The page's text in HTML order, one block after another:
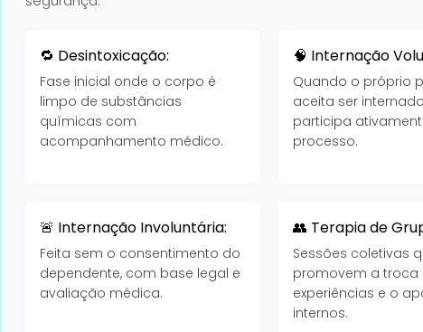
🔁 Desintoxicação:
Fase inicial onde o corpo é
limpo de substâncias
químicas com
acompanhamento médico.
🧠 Internação
Quando o próprio
aceita ser
participa
processo.
🚨 Internação Involuntária:
Feita sem o consentimento do
dependente, com base legal e
avaliação médica.
👥 Terapia de
Sessões coletivas
promovem a troca
experiências e o
internos.